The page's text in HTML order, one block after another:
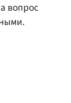
вопрос